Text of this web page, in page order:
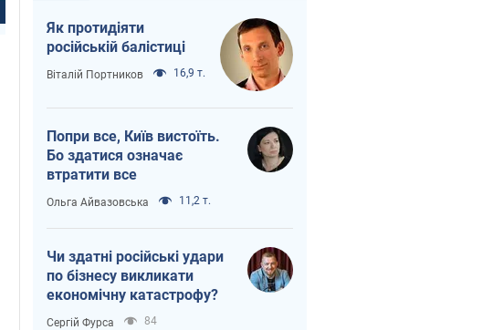
Як протидіяти
російській балістиці
Віталій Портников 16,9 т.
Попри все, Київ вистоїть.
Бо здатися означає
втратити все
Ольга Айвазовська 11,2 т.
Чи здатні російські удари
по бізнесу викликати
економічну катастрофу?
Сергій Фурса 84